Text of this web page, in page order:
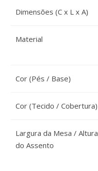
Dimensões (C x L x A)
Material
Cor (Pés / Base)
Cor (Tecido / Cobertura)
Largura da Mesa / Altura
do Assento